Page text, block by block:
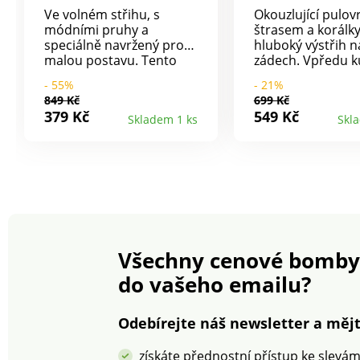
Ve volném střihu, s
módními pruhy a
speciálně navržený pro
malou postavu. Tento
chybu. Navržený pro
ženy s výškou 160 cm a
méně (ale je vhodný také
- 55%
849 Kč
379 Kč Skladem 1 ks
Okouzlující
štrasem a
hluboký výstřih
zádech. Vpředu
výstřih do "V".
štras vpředu a
výstřihu do "V"
- 21%
699 Kč
549 Kč
Všechny cenové bomby
do vašeho emailu?
Odebírejte náš newsletter a
získáte přednostní přístup ke